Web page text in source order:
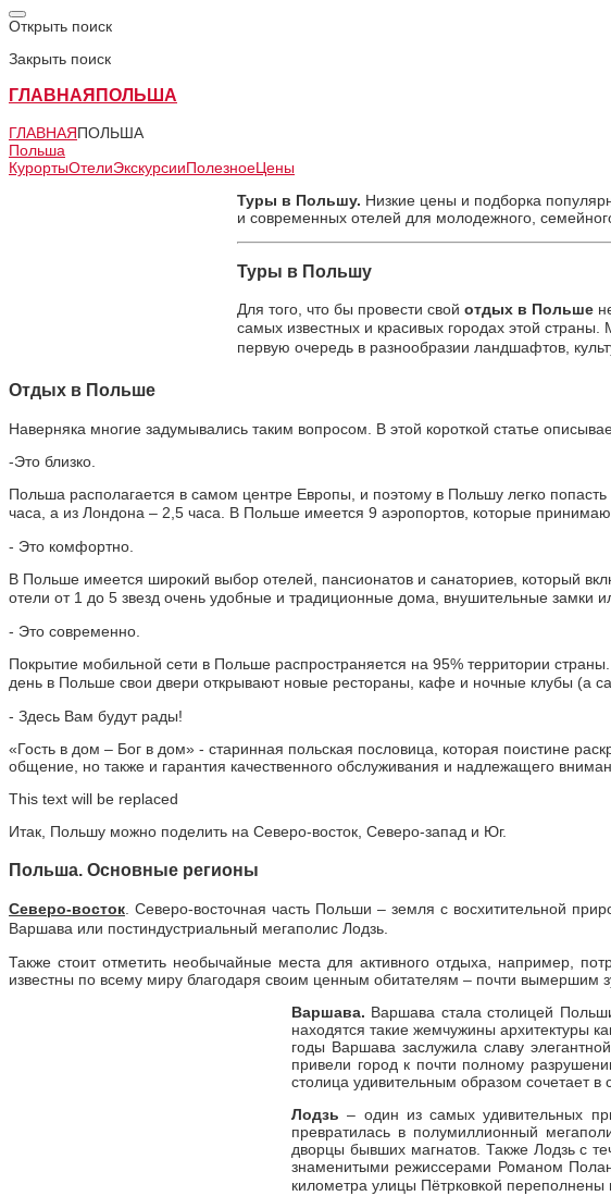
Открыть поиск
Закрыть поиск
ГЛАВНАЯ ПОЛЬША
ГЛАВНАЯПОЛЬША
Польша
КурортыОтелиЭкскурсииПолезноеЦены
Туры в Польшу. Низкие цены и подборка
и современных отелей для молодежного,
Туры в Польшу
Для того, что бы провести свой отдых в Польше
самых известных и красивых городах этой
первую очередь в разнообразии ландшафтов,
Отдых в Польше
Наверняка многие задумывались таким вопросом. В этой короткой статье
-Это близко.
Польша располагается в самом центре Европы, и поэтому в Польшу легко
часа, а из Лондона – 2,5 часа. В Польше имеется 9 аэропортов, которые
- Это комфортно.
В Польше имеется широкий выбор отелей, пансионатов и санаториев, который
отели от 1 до 5 звезд очень удобные и традиционные дома, внушительные замки
- Это современно.
Покрытие мобильной сети в Польше распространяется на 95% территории
день в Польше свои двери открывают новые рестораны, кафе и ночные клубы (а
- Здесь Вам будут рады!
«Гость в дом – Бог в дом» - старинная польская пословица, которая поистине
общение, но также и гарантия качественного обслуживания и надлежащего
This text will be replaced
Итак, Польшу можно поделить на Северо-восток, Северо-запад и Юг.
Польша. Основные регионы
Северо-восток . Северо-восточная часть Польши – земля с восхитительной
Варшава или постиндустриальный мегаполис Лодзь.
Также стоит отметить необычайные места для активного отдыха, например,
известны по всему миру благодаря своим ценным обитателям – почти вымершим
Варшава. Варшава стала столицей
находятся такие жемчужины архитектуры
годы Варшава заслужила славу
привели город к почти полному
столица удивительным образом сочетает в
Лодзь – один из самых удивительных
превратилась в полумиллионный
дворцы бывших магнатов. Также Лодзь с
знаменитыми режиссерами Романом
километра улицы Пётрковкой